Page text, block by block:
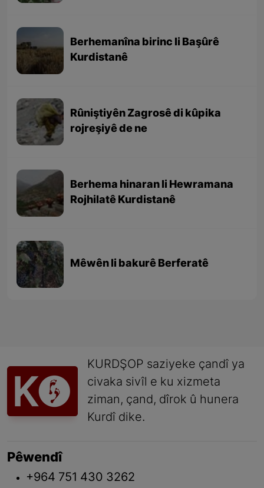
Berhemanîna birinc li Başûrê
Kurdistanê
Rûniştiyên Zagrosê di kûpika
rojreşiyê de ne
Berhema hinaran li Hewramana
Rojhilatê Kurdistanê
Mêwên li bakurê Berferatê
KURDŞOP saziyeke çandî ya
civaka sivîl e ku xizmeta
ziman, çand, dîrok û hunera
Kurdî dike.
Pêwendî
+964 751 430 3262